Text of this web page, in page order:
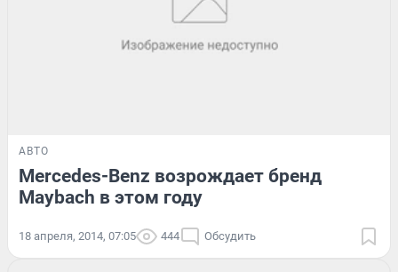
АВТО
Mercedes-Benz возрождает бренд
Maybach в этом году
18 апреля, 2014, 07:05 444 Обсудить